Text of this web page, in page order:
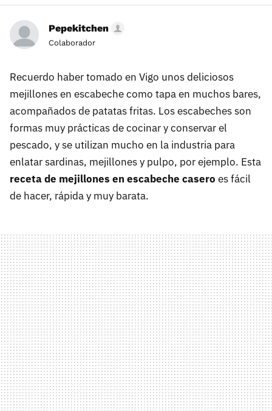
Pepekitchen
Colaborador
Recuerdo haber tomado en Vigo unos deliciosos
mejillones en escabeche como tapa en muchos bares,
acompañados de patatas fritas. Los escabeches son
formas muy prácticas de cocinar y conservar el
pescado, y se utilizan mucho en la industria para
enlatar sardinas, mejillones y pulpo, por ejemplo. Esta
receta de mejillones en escabeche casero es fácil
de hacer, rápida y muy barata.